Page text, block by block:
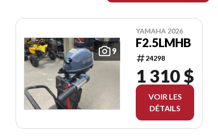
9
YAMAHA 2026
F2.5LMHB
24298
1 310 $
VOIR LES
DÉTAILS